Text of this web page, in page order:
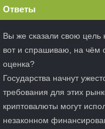
Ответы
Вы же сказали свою цель
вот и спрашиваю, на чём
оценка?
Государства начнут
требования для этих
криптовалюты могут
незаконном